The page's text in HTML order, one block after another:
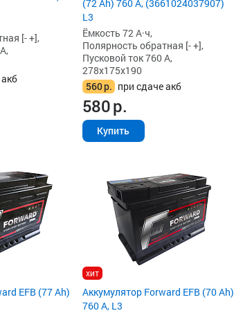
[- +],
(72 Ah) 760 А, (3661024037907)
L3
Ёмкость 72 А·ч,
Полярность обратная [- +],
Пусковой ток 760 А,
278x175x190
560р. при сдаче акб
580р.
Купить
EFB (77 Ah)
хит
Аккумулятор Forward EFB (70 Ah)
760 А, L3